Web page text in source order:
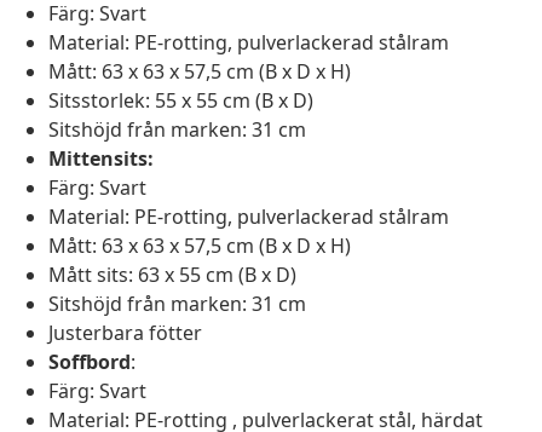
Färg: Svart
Material: PE-rotting, pulverlackerad stålram
Mått: 63 x 63 x 57,5 cm (B x D x H)
Sitsstorlek: 55 x 55 cm (B x D)
Sitshöjd från marken: 31 cm
Mittensits:
Färg: Svart
Material: PE-rotting, pulverlackerad stålram
Mått: 63 x 63 x 57,5 cm (B x D x H)
Mått sits: 63 x 55 cm (B x D)
Sitshöjd från marken: 31 cm
Justerbara fötter
Soffbord:
Färg: Svart
Material: PE-rotting , pulverlackerat stål, härdat